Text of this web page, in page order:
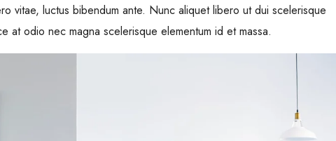
vitae, luctus bibendum ante. Nunc aliquet libero ut dui scelerisque
at odio nec magna scelerisque elementum id et massa.